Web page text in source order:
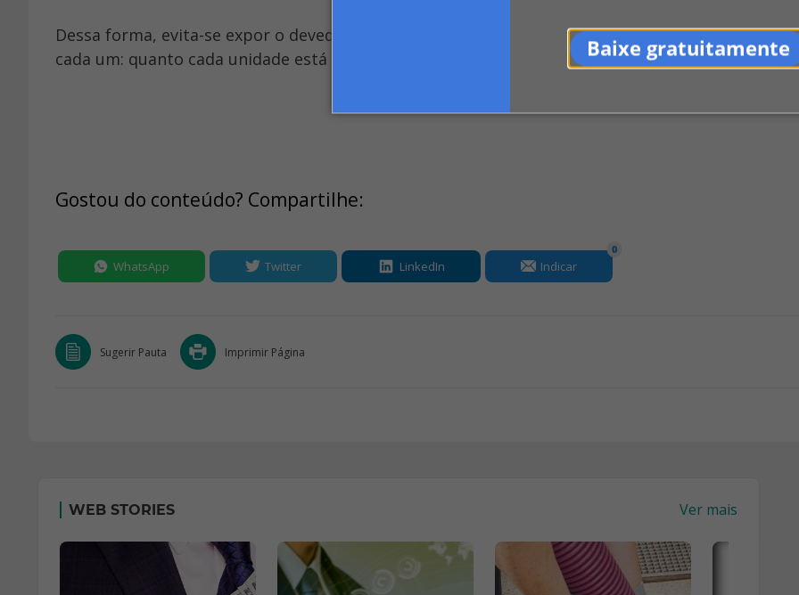
Baixe gratuitamente
Dessa forma, evita-se expor o devedor. A relação também pode mostrar a situação de
cada um: quanto cada unidade está devendo, se houve acordo, - se sim, ...
Gostou do conteúdo? Compartilhe:
WhatsApp Twitter LinkedIn Indicar
0
Sugerir Pauta Imprimir Página
WEB STORIES Ver mais